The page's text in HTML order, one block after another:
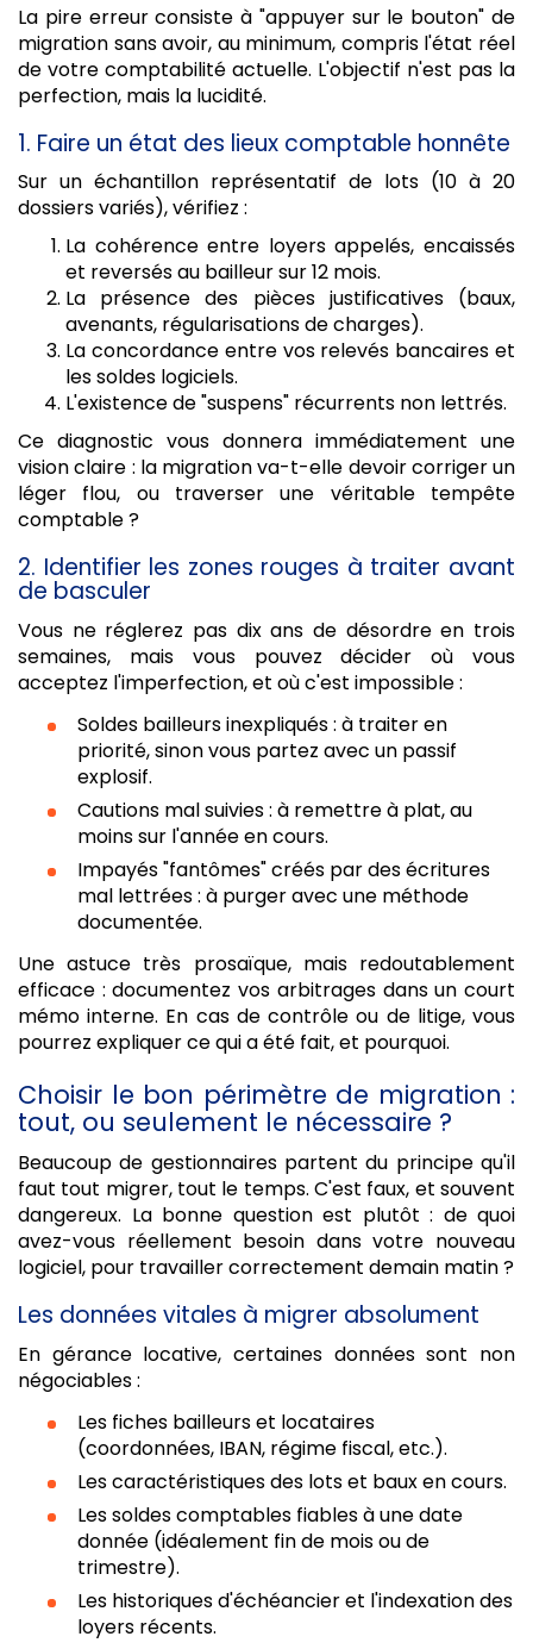
La pire erreur consiste à "appuyer sur le bouton" de
migration sans avoir, au minimum, compris l'état réel
de votre comptabilité actuelle. L'objectif n'est pas la
perfection, mais la lucidité.
1. Faire un état des lieux comptable honnête
Sur un échantillon représentatif de lots (10 à 20
dossiers variés), vérifiez :
La cohérence entre loyers appelés, encaissés
et reversés au bailleur sur 12 mois.
La présence des pièces justificatives (baux,
avenants, régularisations de charges).
La concordance entre vos relevés bancaires et
les soldes logiciels.
L'existence de "suspens" récurrents non lettrés.
Ce diagnostic vous donnera immédiatement une
vision claire : la migration va-t-elle devoir corriger un
léger flou, ou traverser une véritable tempête
comptable ?
2. Identifier les zones rouges à traiter avant
de basculer
Vous ne réglerez pas dix ans de désordre en trois
semaines, mais vous pouvez décider où vous
acceptez l'imperfection, et où c'est impossible :
Soldes bailleurs inexpliqués : à traiter en
priorité, sinon vous partez avec un passif
explosif.
Cautions mal suivies : à remettre à plat, au
moins sur l'année en cours.
Impayés "fantômes" créés par des écritures
mal lettrées : à purger avec une méthode
documentée.
Une astuce très prosaïque, mais redoutablement
efficace : documentez vos arbitrages dans un court
mémo interne. En cas de contrôle ou de litige, vous
pourrez expliquer ce qui a été fait, et pourquoi.
Choisir le bon périmètre de migration :
tout, ou seulement le nécessaire ?
Beaucoup de gestionnaires partent du principe qu'il
faut tout migrer, tout le temps. C'est faux, et souvent
dangereux. La bonne question est plutôt : de quoi
avez-vous réellement besoin dans votre nouveau
logiciel, pour travailler correctement demain matin ?
Les données vitales à migrer absolument
En gérance locative, certaines données sont non
négociables :
Les fiches bailleurs et locataires
(coordonnées, IBAN, régime fiscal, etc.).
Les caractéristiques des lots et baux en cours.
Les soldes comptables fiables à une date
donnée (idéalement fin de mois ou de
trimestre).
Les historiques d'échéancier et l'indexation des
loyers récents.